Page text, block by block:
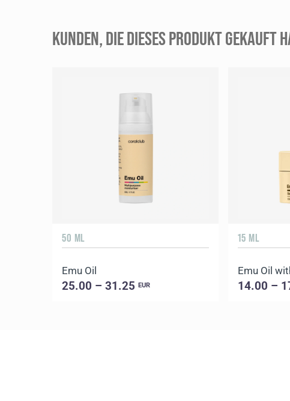
KUNDEN, DIE DIESES PRODUKT GEKAUFT
50 ML
Emu Oil
25.00 – 31.25EUR
15 ML
Emu Oil
14.00 –